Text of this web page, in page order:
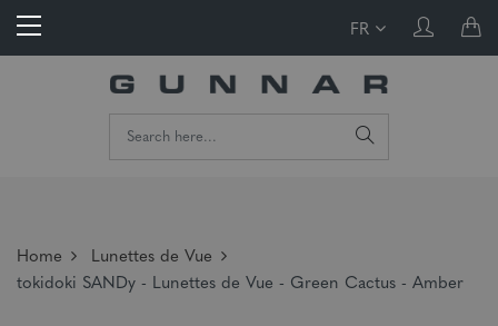
FR
Home
Lunettes de Vue
tokidoki SANDy - Lunettes de Vue - Green Cactus - Amber